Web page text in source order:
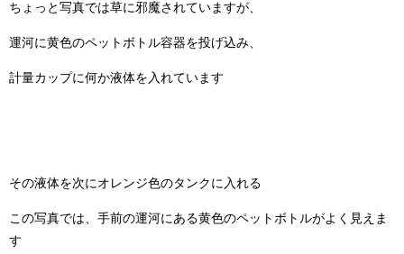
ちょっと写真では草に邪魔されていますが、
運河に黄色のペットボトル容器を投げ込み、
計量カップに何か液体を入れています
その液体を次にオレンジ色のタンクに入れる
この写真では、手前の運河にある黄色のペットボトルがよく見えま
す